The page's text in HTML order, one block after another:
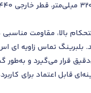
بالا، مقاومت
قرار می‌گیرد و به‌طور
قابل اعتماد برای